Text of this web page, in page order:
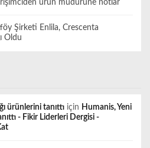
ürün müdürüne notlar
Şirketi Enlila, Crescenta
Oldu
ürünlerini tanıttı için Humanis, Yeni
- Fikir Liderleri Dergisi -